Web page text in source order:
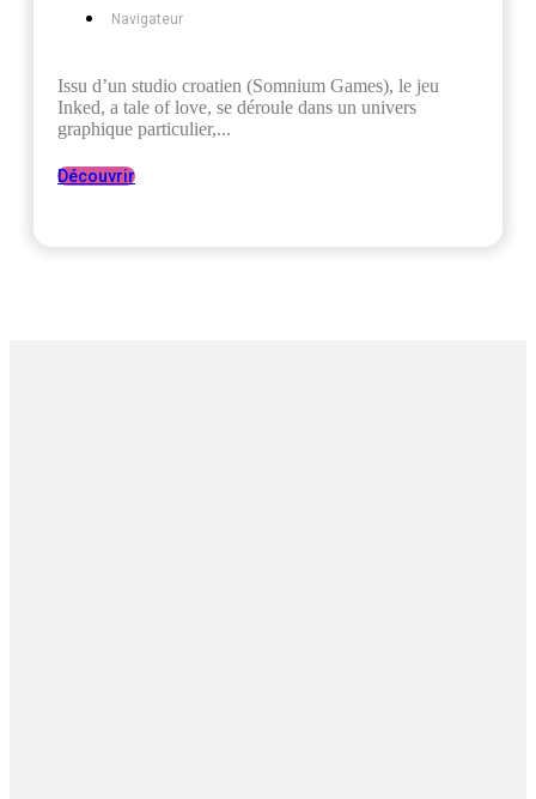
Navigateur
Issu d’un studio croatien (Somnium Games), le jeu
Inked, a tale of love, se déroule dans un univers
graphique particulier,...
Découvrir